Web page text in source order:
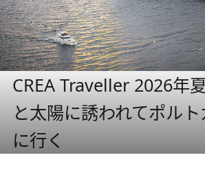
CREA Traveller 2026
と太陽に誘われてポル
に行く